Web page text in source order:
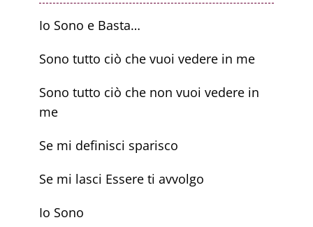
RISORSE GRATUITE
IL MIO ACCOUNT
Io Sono e Basta…
Sono tutto ciò che vuoi vedere in me
Sono tutto ciò che non vuoi vedere in
me
Se mi definisci sparisco
Se mi lasci Essere ti avvolgo
Io Sono